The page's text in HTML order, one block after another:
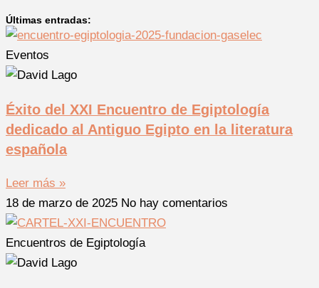
Últimas entradas:
Eventos
Éxito del XXI Encuentro de Egiptología
dedicado al Antiguo Egipto en la literatura
española
Leer más »
18 de marzo de 2025 No hay comentarios
Encuentros de Egiptología